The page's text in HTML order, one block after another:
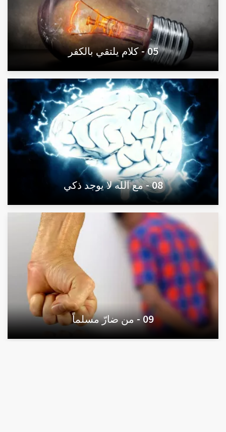
05 - كلام يلتقي بالكفر
08 - مع الله لا يوجد ذكي
09 - من ضارّ مسلماً